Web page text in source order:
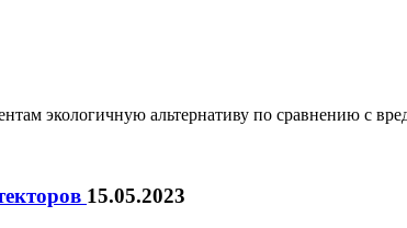
экологичную альтернативу по сравнению с
15.05.2023